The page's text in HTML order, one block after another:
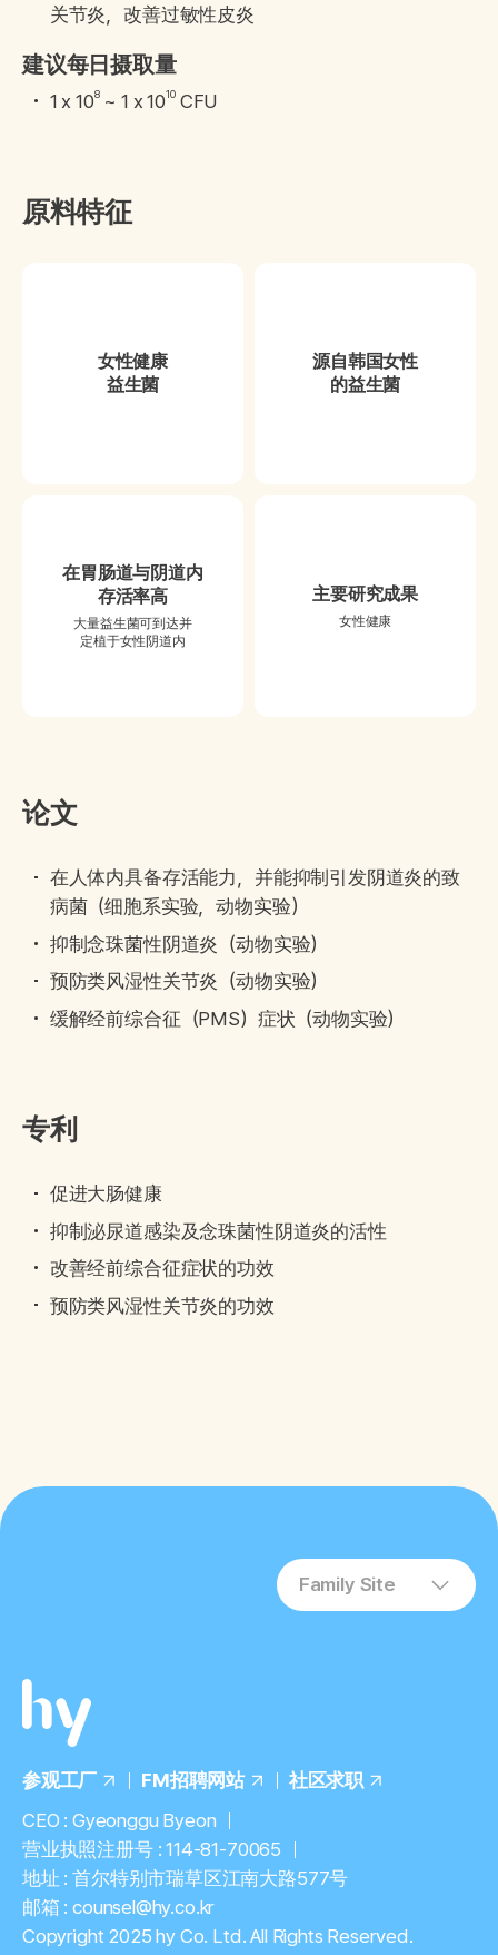
关节炎，改善过敏性皮炎
建议每日摄取量
1 x 108~ 1 x 1010CFU
原料特征
女性健康
益生菌
源自韩国女性
的益生菌
在胃肠道与阴道内
存活率高
大量益生菌可到达并
定植于女性阴道内
主要研究成果
女性健康
论文
在人体内具备存活能力，并能抑制引发阴道炎的致
病菌（细胞系实验，动物实验）
抑制念珠菌性阴道炎（动物实验）
预防类风湿性关节炎（动物实验）
缓解经前综合征（PMS）症状（动物实验）
专利
促进大肠健康
抑制泌尿道感染及念珠菌性阴道炎的活性
改善经前综合征症状的功效
预防类风湿性关节炎的功效
Family Site
参观工厂 FM招聘网站
社区求职
CEO : Gyeonggu Byeon
营业执照注册号 : 114-81-70065
地址 : 首尔特别市瑞草区江南大路577号
邮箱 : counsel@hy.co.kr
Copyright 2025 hy Co. Ltd. All Rights Reserved.